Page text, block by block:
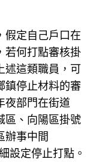
定自己戶口在
若何打點審核掛
述這類職員，可
鎮停止材料的審
夜部門在街道
區、向陽區掛號
辦事中間
設定停止打點。